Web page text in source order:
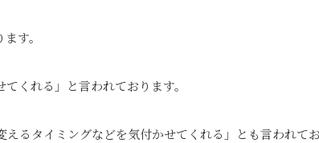
す。
くれる」と言われております。
るタイミングなどを気付かせてくれる」とも言われてお